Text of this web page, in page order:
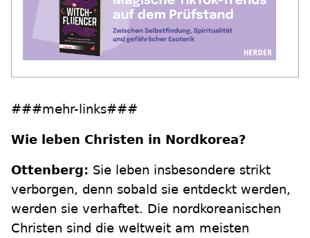
###mehr-links###
Wie leben Christen in Nordkorea?
Ottenberg: Sie leben insbesondere strikt
verborgen, denn sobald sie entdeckt werden,
werden sie verhaftet. Die nordkoreanischen
Christen sind die weltweit am meisten